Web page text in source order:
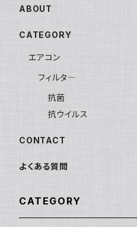
ABOUT
CATEGORY
エアコン
フィルタ―
抗菌
抗ウイルス
CONTACT
よくある質問
CATEGORY